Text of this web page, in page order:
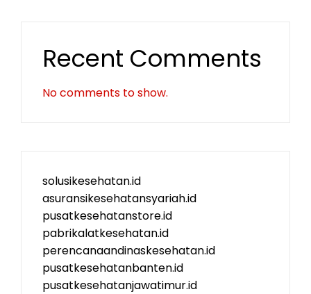
Recent Comments
No comments to show.
solusikesehatan.id
asuransikesehatansyariah.id
pusatkesehatanstore.id
pabrikalatkesehatan.id
perencanaandinaskesehatan.id
pusatkesehatanbanten.id
pusatkesehatanjawatimur.id